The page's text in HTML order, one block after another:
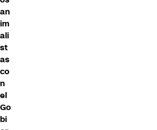
an
im
ali
st
as
co
n
el
Go
bi